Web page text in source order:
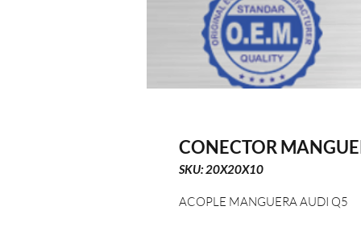
CONECTOR
SKU: 20X20X10
ACOPLE MANGUERA AUDI Q5